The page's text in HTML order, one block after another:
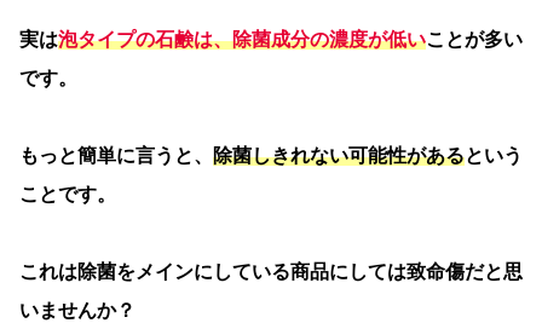
実は泡タイプの石鹸は、除菌成分の濃度が低いことが多い
です。
もっと簡単に言うと、 除菌しきれない可能性があるという
ことです。
これは除菌をメインにしている商品にしては致命傷だと思
いませんか？